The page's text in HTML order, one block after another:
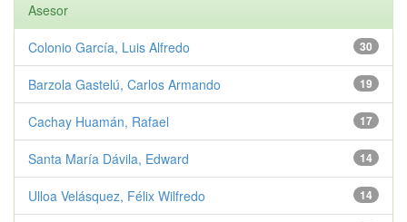
Asesor
30
Colonio García, Luis Alfredo
19
Barzola Gastelú, Carlos Armando
17
Cachay Huamán, Rafael
14
Santa María Dávila, Edward
14
Ulloa Velásquez, Félix Wilfredo